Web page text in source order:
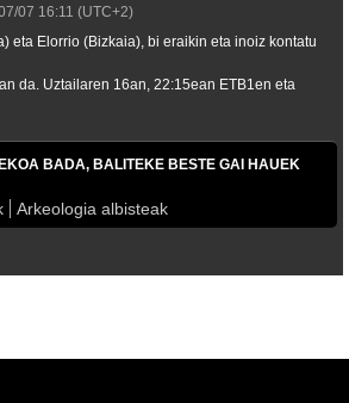
07 16:11 (UTC+2)
eta Elorrio (Bizkaia), bi eraikin eta inoiz kontatu
da. Uztailaren 16an, 22:15ean ETB1en eta
BADA, BALITEKE BESTE GAI HAUEK
Arkeologia albisteak